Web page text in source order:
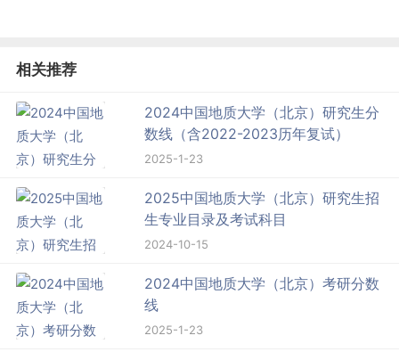
相关推荐
2024中国地质大学（北京）研究生分
数线（含2022-2023历年复试）
2025-1-23
2025中国地质大学（北京）研究生招
生专业目录及考试科目
2024-10-15
2024中国地质大学（北京）考研分数
线
2025-1-23